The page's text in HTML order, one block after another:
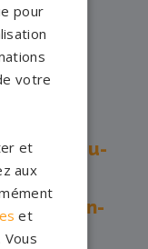
Aubin-du-
Brice-en-
pour
votre
et
aux
et
Vous